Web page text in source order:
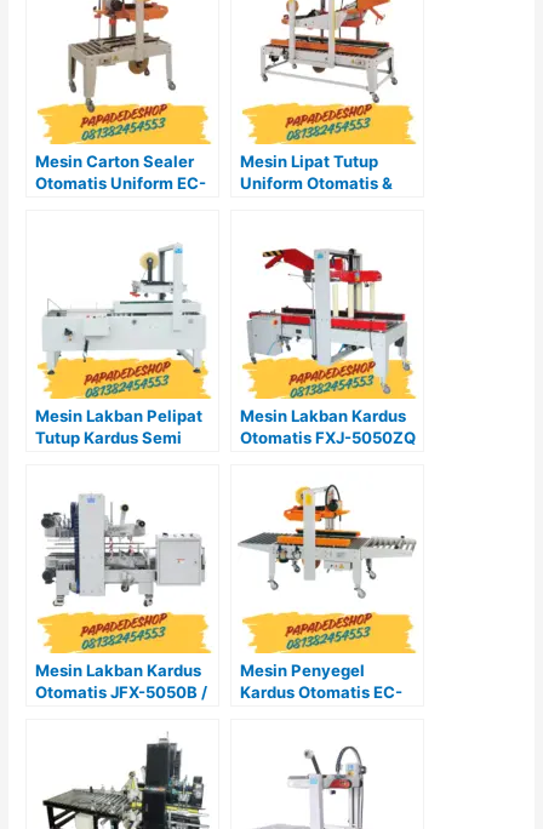
Mesin Carton Sealer
Otomatis Uniform EC-
Mesin Lipat Tutup
Uniform Otomatis &
Mesin Lakban Pelipat
Tutup Kardus Semi
Mesin Lakban Kardus
Otomatis FXJ-5050ZQ
Mesin Lakban Kardus
Otomatis JFX-5050B /
Mesin Penyegel
Kardus Otomatis EC-